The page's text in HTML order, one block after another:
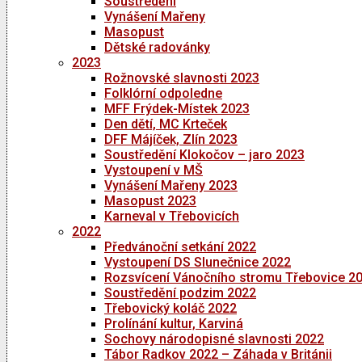
Vynášení Mařeny
Masopust
Dětské radovánky
2023
Rožnovské slavnosti 2023
Folklórní odpoledne
MFF Frýdek-Místek 2023
Den dětí, MC Krteček
DFF Májíček, Zlín 2023
Soustředění Klokočov – jaro 2023
Vystoupení v MŠ
Vynášení Mařeny 2023
Masopust 2023
Karneval v Třebovicích
2022
Předvánoční setkání 2022
Vystoupení DS Slunečnice 2022
Rozsvícení Vánočního stromu Třebovice
Soustředění podzim 2022
Třebovický koláč 2022
Prolínání kultur, Karviná
Sochovy národopisné slavnosti 2022
Tábor Radkov 2022 – Záhada v Británii